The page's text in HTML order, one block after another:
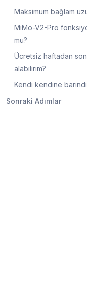
Maksimum bağlam
MiMo-V2-Pro
mu?
Ücretsiz haftadan
alabilirim?
Kendi kendine
Sonraki Adımlar